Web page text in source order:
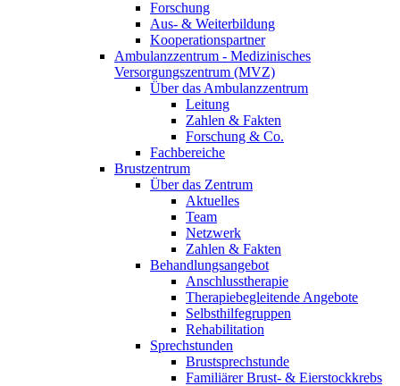
Forschung
Aus- & Weiterbildung
Kooperationspartner
Ambulanzzentrum - Medizinisches
Versorgungszentrum (MVZ)
Über das Ambulanzzentrum
Leitung
Zahlen & Fakten
Forschung & Co.
Fachbereiche
Brustzentrum
Über das Zentrum
Aktuelles
Team
Netzwerk
Zahlen & Fakten
Behandlungsangebot
Anschlusstherapie
Therapiebegleitende Angebote
Selbsthilfegruppen
Rehabilitation
Sprechstunden
Brustsprechstunde
Familiärer Brust- & Eierstockkrebs